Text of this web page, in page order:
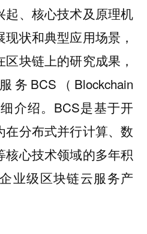
起、核心技术及原理机
状和典型应用场景，
块链上的研究成果，
务BCS（Blockchain
介绍。BCS是基于开
在分布式并行计算、数
核心技术领域的多年积
业级区块链云服务产